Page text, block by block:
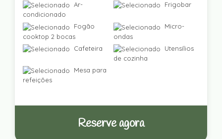
Ar-
condicionado
Frigobar
Fogão
cooktop 2 bocas
Micro-
ondas
Cafeteira
Utensílios
de cozinha
Mesa para
refeições
Reserve agora